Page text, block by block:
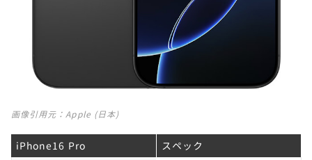
画像引用元：Apple (日本)
iPhone16 Pro スペック